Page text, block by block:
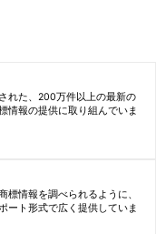
れた、200万件以上の最新の
情報の提供に取り組んでいま
標情報を調べられるように、
ート形式で広く提供していま